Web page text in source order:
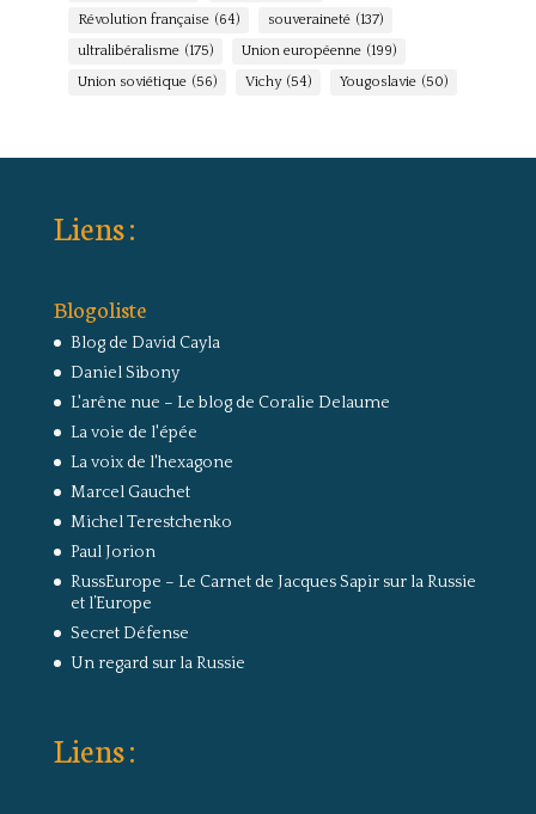
Révolution française (64) souveraineté (137)
ultralibéralisme (175) Union européenne (199)
Union soviétique (56) Vichy (54) Yougoslavie (50)
Liens :
Blogoliste
Blog de David Cayla
Daniel Sibony
L'arêne nue – Le blog de Coralie Delaume
La voie de l'épée
La voix de l'hexagone
Marcel Gauchet
Michel Terestchenko
Paul Jorion
RussEurope – Le Carnet de Jacques Sapir sur la Russie
et l’Europe
Secret Défense
Un regard sur la Russie
Liens :